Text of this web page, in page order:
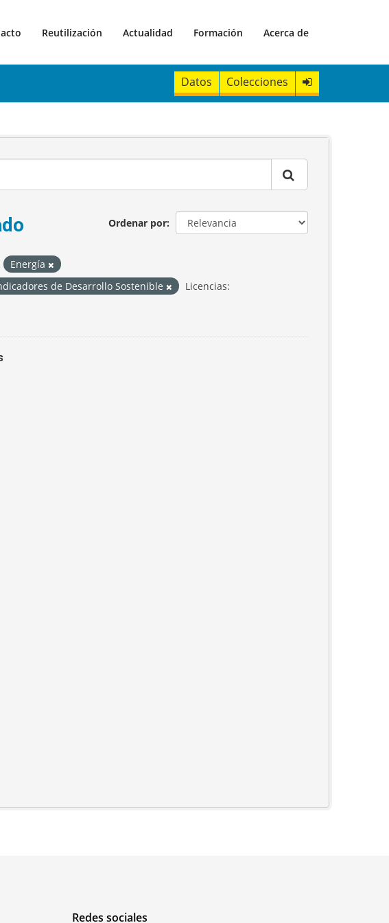
Reutilización Actualidad Formación Acerca de
Datos Colecciones
Ordenar por
Energía
de Desarrollo Sostenible
Licencias:
Redes sociales